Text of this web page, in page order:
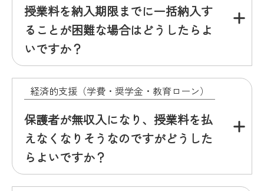
授業料を納入期限までに一括納入す
ることが困難な場合はどうしたらよ
いですか？
経済的支援（学費・奨学金・教育ローン）
保護者が無収入になり、授業料を払
えなくなりそうなのですがどうした
らよいですか？